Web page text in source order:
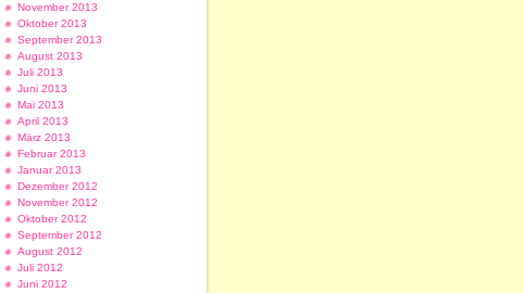
November 2013
Oktober 2013
September 2013
August 2013
Juli 2013
Juni 2013
Mai 2013
April 2013
März 2013
Februar 2013
Januar 2013
Dezember 2012
November 2012
Oktober 2012
September 2012
August 2012
Juli 2012
Juni 2012